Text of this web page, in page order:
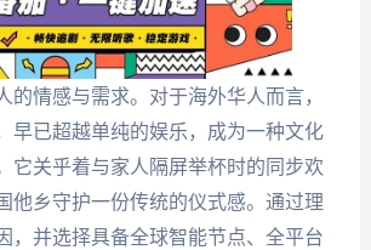
的情感与需求。对于海外华人而言，
早已超越单纯的娱乐，成为一种文化
它关乎着与家人隔屏举杯时的同步欢
他乡守护一份传统的仪式感。通过理
，并选择具备全球智能节点、全平台